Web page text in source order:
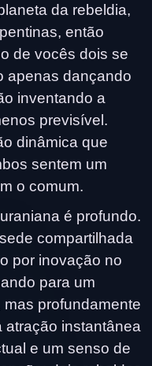
da rebeldia,
então
de vocês dois se
apenas dançando
inventando a
previsível.
dinâmica que
sentem um
o comum.
é profundo.
compartilhada
por inovação no
para um
profundamente
atração instantânea
e um senso de